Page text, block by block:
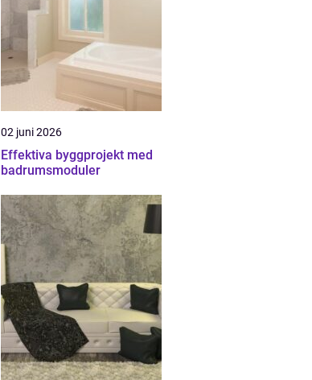
02 juni 2026
Effektiva byggprojekt med
badrumsmoduler